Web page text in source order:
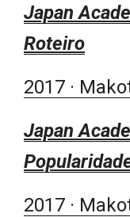
Japan
Roteiro
2017 ·
Japan
2017 ·